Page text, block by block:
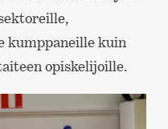
kumppaneille kuin
opiskelijoille.